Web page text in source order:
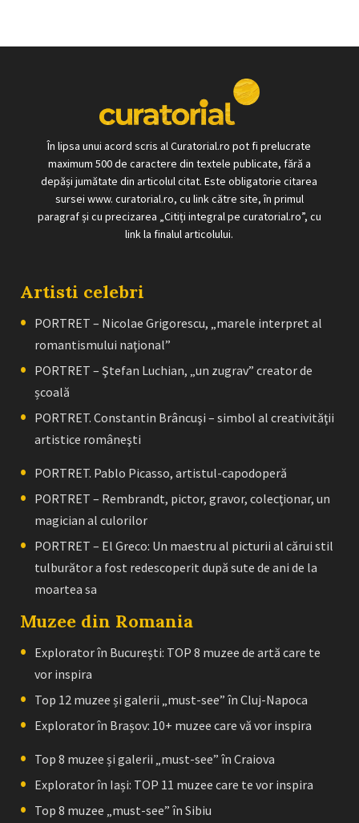
În lipsa unui acord scris al Curatorial.ro pot fi prelucrate
maximum 500 de caractere din textele publicate, fără a
depăși jumătate din articolul citat. Este obligatorie citarea
sursei www. curatorial.ro, cu link către site, în primul
paragraf și cu precizarea „Citiți integral pe curatorial.ro”, cu
link la finalul articolului.
Artisti celebri
PORTRET – Nicolae Grigorescu, „marele interpret al
romantismului naţional”
PORTRET – Ştefan Luchian, „un zugrav” creator de
școală
PORTRET. Constantin Brâncuşi – simbol al creativităţii
artistice româneşti
PORTRET. Pablo Picasso, artistul-capodoperă
PORTRET – Rembrandt, pictor, gravor, colecţionar, un
magician al culorilor
PORTRET – El Greco: Un maestru al picturii al cărui stil
tulburător a fost redescoperit după sute de ani de la
moartea sa
Muzee din Romania
Explorator în București: TOP 8 muzee de artă care te
vor inspira
Top 12 muzee și galerii „must-see” în Cluj-Napoca
Explorator în Brașov: 10+ muzee care vă vor inspira
Top 8 muzee și galerii „must-see” în Craiova
Explorator în Iași: TOP 11 muzee care te vor inspira
Top 8 muzee „must-see” în Sibiu